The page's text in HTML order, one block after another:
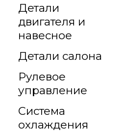
Детали
двигателя и
навесное
Детали салона
Рулевое
управление
Система
охлаждения